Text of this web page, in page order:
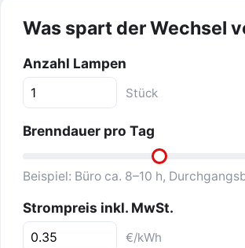
Was spart der Wechsel
Anzahl Lampen
Stück
Brenndauer pro Tag
Beispiel: Büro ca. 8–10 h,
Strompreis inkl. MwSt.
€/kWh